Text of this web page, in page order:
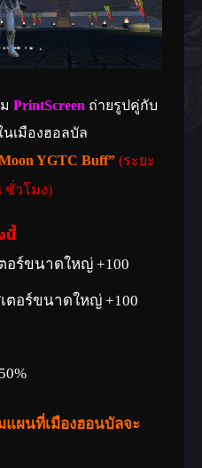
PrintScreen ถ่ายรูปคู่กับ
นเมืองฮอลบัล
YGTC Buff” (ระยะ
ชั่วโมง)
นี้
อร์ขนาดใหญ่ +100
ตอร์ขนาดใหญ่ +100
แผนที่เมืองฮอนบัลจะ